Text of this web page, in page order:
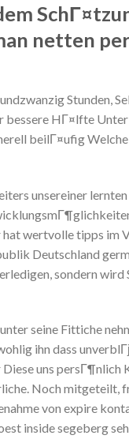
netten
Stunden,
HГ¤lfte
beilГ¤ufig
unsereiner
wertvolle tipps im
Deutschland
sondern wird
seine Fittiche
ihn dass
uns persГ¶nlich
Noch mitgeteilt,
von expire
inside segeberg